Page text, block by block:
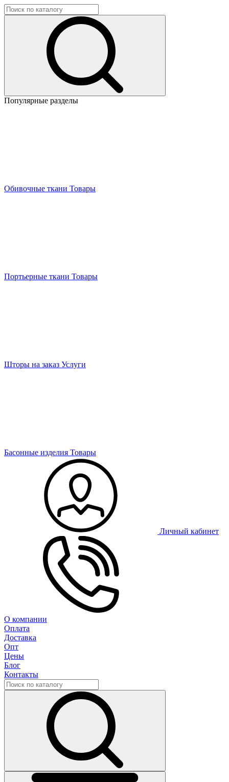
Популярные разделы
Обивочные ткани Товары
Портьерные ткани Товары
Шторы на заказ Услуги
Басонные изделия Товары
Личный кабинет
О компании
Оплата
Доставка
Опт
Цены
Блог
Контакты